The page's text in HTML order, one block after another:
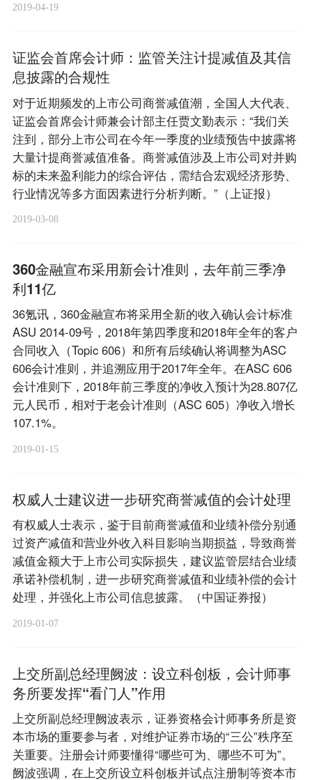
2019-04-19
证监会首席会计师：监管关注计提减值及其信
息披露的合规性
对于近期频发的上市公司商誉减值潮，全国人大代表、
证监会首席会计师兼会计部主任贾文勤表示：“我们关
注到，部分上市公司在今年一季度的业绩预告中披露将
大量计提商誉减值准备。商誉减值涉及上市公司对并购
标的未来盈利能力的综合评估，需结合宏观经济形势、
行业情况等多方面因素进行分析判断。”（上证报）
2019-03-08
360金融宣布采用新会计准则，去年前三季净
利11亿
36氪讯，360金融宣布将采用全新的收入确认会计标准
ASU 2014-09号，2018年第四季度和2018年全年的客户
合同收入（Topic 606）和所有后续确认将调整为ASC
606会计准则，并追溯应用于2017年全年。在ASC 606
会计准则下，2018年前三季度的净收入预计为28.807亿
元人民币，相对于老会计准则（ASC 605）净收入增长
107.1%。
2019-01-15
权威人士建议进一步研究商誉减值的会计处理
有权威人士表示，鉴于目前商誉减值和业绩补偿分别通
过资产减值和营业外收入科目影响当期损益，导致商誉
减值金额大于上市公司实际损失，建议监管层结合业绩
承诺补偿机制，进一步研究商誉减值和业绩补偿的会计
处理，并强化上市公司信息披露。（中国证券报）
2019-01-07
上交所副总经理阙波：设立科创板，会计师事
务所要发挥“看门人”作用
上交所副总经理阙波表示，证券资格会计师事务所是资
本市场的重要参与者，对维护证券市场的“三公”秩序至
关重要。注册会计师要懂得“哪些可为、哪些不可为”。
阙波强调，在上交所设立科创板并试点注册制等资本市